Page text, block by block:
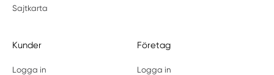
Sajtkarta
Kunder
Logga in
Företag
Logga in